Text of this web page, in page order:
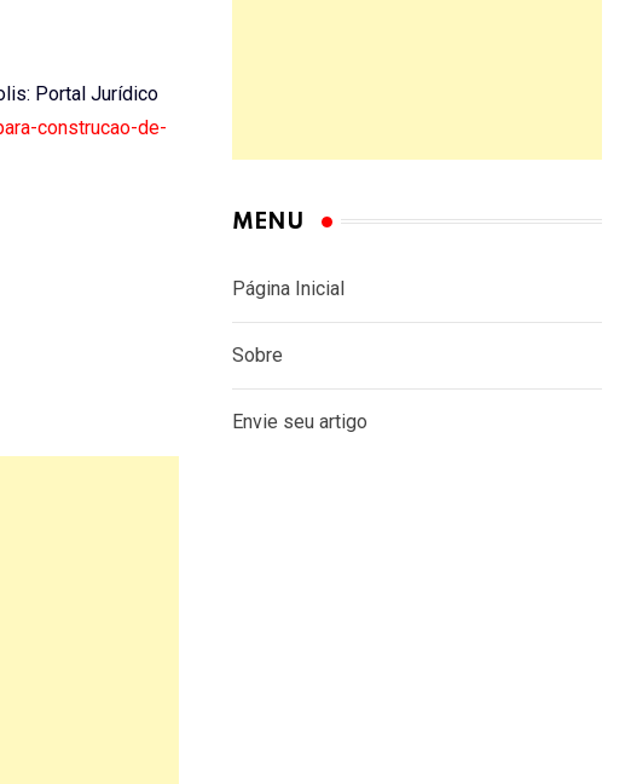
Portal Jurídico
construcao-de-
MENU
Página Inicial
Sobre
Envie seu artigo